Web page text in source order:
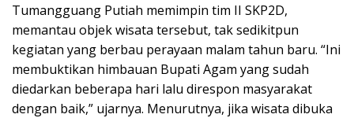
Tumangguang Putiah memimpin tim II SKP2D,
memantau objek wisata tersebut, tak sedikitpun
kegiatan yang berbau perayaan malam tahun baru. “Ini
membuktikan himbauan Bupati Agam yang sudah
diedarkan beberapa hari lalu direspon masyarakat
dengan baik,” ujarnya. Menurutnya, jika wisata dibuka